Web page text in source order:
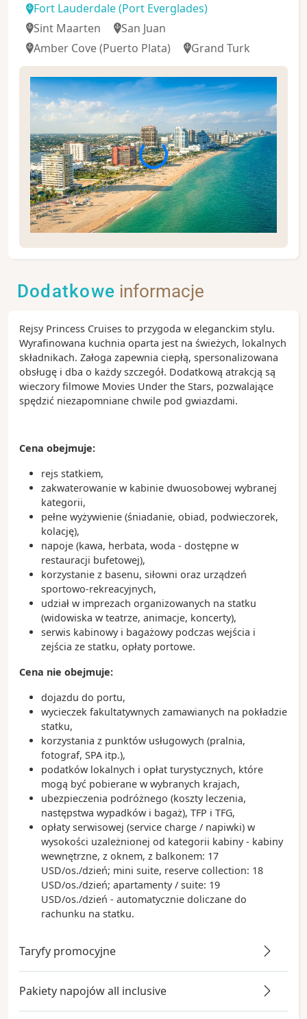
Fort Lauderdale(Port Everglades)
Sint Maarten
San Juan
Amber Cove(Puerto Plata) Grand Turk
Fort Lauderdale słynie z sieci malowniczych kanałów
„Wenecją Ameryki” dzięki licznym drogom wodnym
kanałach, odpocząć nad oceanem lub odwiedzić
pobliskie Miami i Park Narodowy Everglades.
Zobacz koniecznie:
Fort Lauderdale Beach – szeroka, piaszczysta
plaża z nadmorską promenadą i licznymi
restauracjami
Rejs po kanałach Fort Lauderdale – doskonały
sposób na podziwianie luksusowych rezydencji
Park Narodowy Everglades – wyjątkowy obszar
bagienny zamieszkiwany przez aligatory, manaty i
wiele gatunków ptaków
Ciekawostki:
Fort Lauderdale posiada ponad 480 kilometrów
śródlądowych dróg wodnych, dlatego często
nazywane jest „Wenecją Ameryki”
Port Everglades należy do największych i
najbardziej ruchliwych portów wycieczkowych na
świecie
Miasto jest jednym z najważniejszych ośrodków
żeglarskich i jachtowych w Stanach Zjednoczonych
Dodatkowe informacje
Rejsy Princess Cruises to przygoda w eleganckim stylu.
Wyrafinowana kuchnia oparta jest na świeżych, lokalnych
składnikach. Załoga zapewnia ciepłą, spersonalizowana
obsługę i dba o każdy szczegół. Dodatkową atrakcją są
wieczory filmowe Movies Under the Stars, pozwalające
spędzić niezapomniane chwile pod gwiazdami.
Cena obejmuje:
rejs statkiem,
zakwaterowanie w kabinie dwuosobowej wybranej
kategorii,
pełne wyżywienie (śniadanie, obiad, podwieczorek,
kolację),
napoje (kawa, herbata, woda - dostępne w
restauracji bufetowej),
korzystanie z basenu, siłowni oraz urządzeń
sportowo-rekreacyjnych,
udział w imprezach organizowanych na statku
(widowiska w teatrze, animacje, koncerty),
serwis kabinowy i bagażowy podczas wejścia i
zejścia ze statku, opłaty portowe.
Cena nie obejmuje:
dojazdu do portu,
wycieczek fakultatywnych zamawianych na pokładzie
statku,
korzystania z punktów usługowych (pralnia,
fotograf, SPA itp.),
podatków lokalnych i opłat turystycznych, które
mogą być pobierane w wybranych krajach,
ubezpieczenia podróżnego (koszty leczenia,
następstwa wypadków i bagaż), TFP i TFG,
opłaty serwisowej (service charge / napiwki) w
wysokości uzależnionej od kategorii kabiny - kabiny
wewnętrzne, z oknem, z balkonem: 17
USD/os./dzień; mini suite, reserve collection: 18
USD/os./dzień; apartamenty / suite: 19
USD/os./dzień - automatycznie doliczane do
rachunku na statku.
Taryfy promocyjne
Pakiety napojów all inclusive